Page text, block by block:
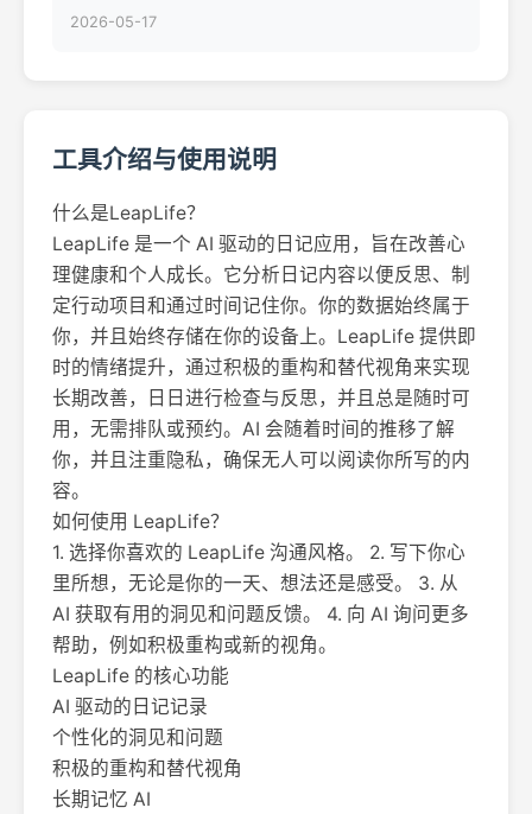
2026-05-17
工具介绍与使用说明
什么是LeapLife？
LeapLife 是一个 AI 驱动的日记应用，旨在改善心
理健康和个人成长。它分析日记内容以便反思、制
定行动项目和通过时间记住你。你的数据始终属于
你，并且始终存储在你的设备上。LeapLife 提供即
时的情绪提升，通过积极的重构和替代视角来实现
长期改善，日日进行检查与反思，并且总是随时可
用，无需排队或预约。AI 会随着时间的推移了解
你，并且注重隐私，确保无人可以阅读你所写的内
容。
如何使用 LeapLife？
1. 选择你喜欢的 LeapLife 沟通风格。 2. 写下你心
里所想，无论是你的一天、想法还是感受。 3. 从
AI 获取有用的洞见和问题反馈。 4. 向 AI 询问更多
帮助，例如积极重构或新的视角。
LeapLife 的核心功能
AI 驱动的日记记录
个性化的洞见和问题
积极的重构和替代视角
长期记忆 AI